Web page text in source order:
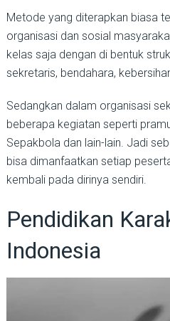
Metode yang diterapkan biasa
organisasi dan sosial
kelas saja dengan di bentuk
sekretaris, bendahara,
Sedangkan dalam organisasi
beberapa kegiatan seperti
Sepakbola dan lain-lain. Jadi
bisa dimanfaatkan setiap
kembali pada dirinya sendiri.
Pendidikan
Indonesia